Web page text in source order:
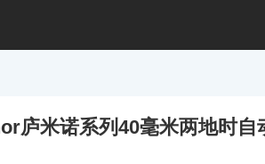
庐米诺系列40毫米两地时自